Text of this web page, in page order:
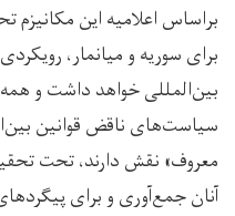
براساس اعلامیه این مکانیزم
برای سوریه و میانمار،
بین‌المللی خواهد داشت و
سیاست‌های ناقض قوانین
معروف» نقش دارند، تحت
آنان جمع‌آوری و برای